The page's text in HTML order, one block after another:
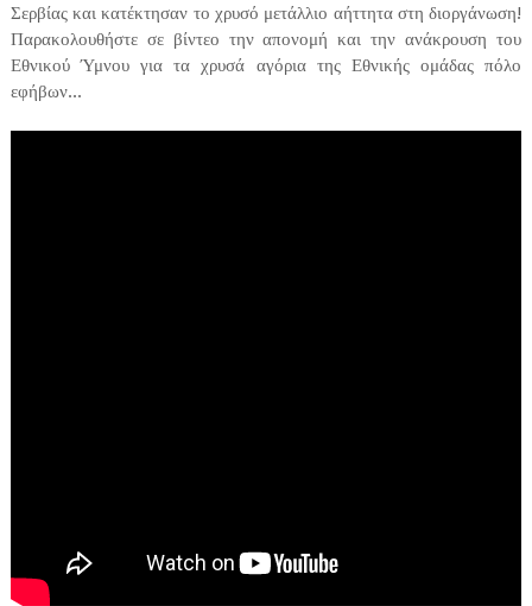
Σερβίας και κατέκτησαν το χρυσό μετάλλιο αήττητα στη διοργάνωση!
Παρακολουθήστε σε βίντεο την απονομή και την ανάκρουση του
Εθνικού Ύμνου για τα χρυσά αγόρια της Εθνικής ομάδας πόλο
εφήβων...